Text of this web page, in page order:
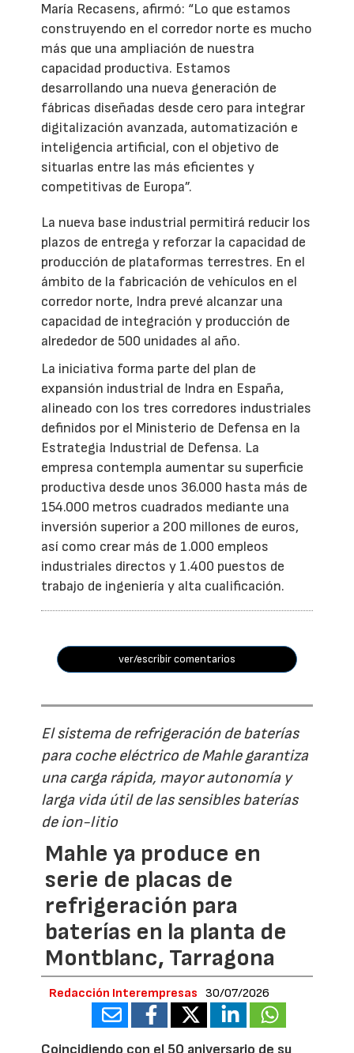
María Recasens, afirmó: “Lo que estamos
construyendo en el corredor norte es mucho
más que una ampliación de nuestra
capacidad productiva. Estamos
desarrollando una nueva generación de
fábricas diseñadas desde cero para integrar
digitalización avanzada, automatización e
inteligencia artificial, con el objetivo de
situarlas entre las más eficientes y
competitivas de Europa”.
La nueva base industrial permitirá reducir los
plazos de entrega y reforzar la capacidad de
producción de plataformas terrestres. En el
ámbito de la fabricación de vehículos en el
corredor norte, Indra prevé alcanzar una
capacidad de integración y producción de
alrededor de 500 unidades al año.
La iniciativa forma parte del plan de
expansión industrial de Indra en España,
alineado con los tres corredores industriales
definidos por el Ministerio de Defensa en la
Estrategia Industrial de Defensa. La
empresa contempla aumentar su superficie
productiva desde unos 36.000 hasta más de
154.000 metros cuadrados mediante una
inversión superior a 200 millones de euros,
así como crear más de 1.000 empleos
industriales directos y 1.400 puestos de
trabajo de ingeniería y alta cualificación.
ver/escribir comentarios
El sistema de refrigeración de baterías
para coche eléctrico de Mahle garantiza
una carga rápida, mayor autonomía y
larga vida útil de las sensibles baterías
de ion-litio
Mahle ya produce en
serie de placas de
refrigeración para
baterías en la planta de
Montblanc, Tarragona
Redacción Interempresas 30/07/2026
Coincidiendo con el 50 aniversario de su